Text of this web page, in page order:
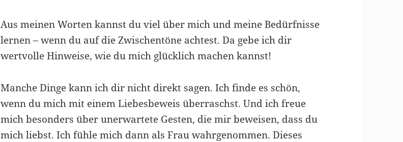
Aus meinen Worten kannst du viel über mich und meine Bedürfnisse
lernen – wenn du auf die Zwischentöne achtest. Da gebe ich dir
wertvolle Hinweise, wie du mich glücklich machen kannst!
Manche Dinge kann ich dir nicht direkt sagen. Ich finde es schön,
wenn du mich mit einem Liebesbeweis überraschst. Und ich freue
mich besonders über unerwartete Gesten, die mir beweisen, dass du
mich liebst. Ich fühle mich dann als Frau wahrgenommen. Dieses